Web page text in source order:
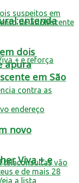
Viva + e
dois
apura
em São
novo